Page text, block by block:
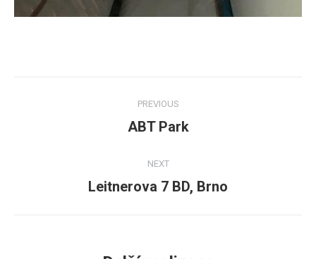
navigation
PREVIOUS
Previous
ABT Park
NEXT
Next
Leitnerova 7 BD, Brno